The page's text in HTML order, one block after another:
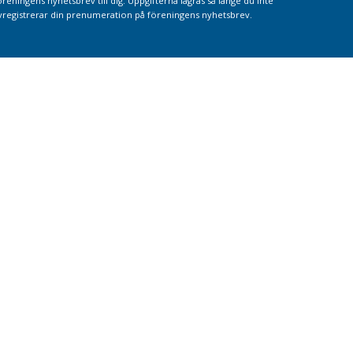
din prenumeration på föreningens nyhetsbrev.